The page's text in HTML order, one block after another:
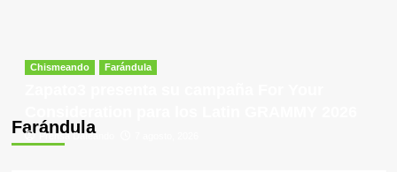
Farándula
Chismeando Farándula
Prensa Dateando